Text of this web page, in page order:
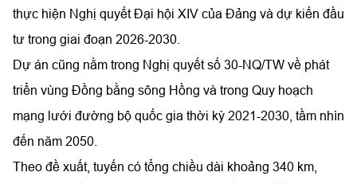
thực hiện Nghị quyết Đại hội XIV của Đảng và dự kiến đầu
tư trong giai đoạn 2026-2030.
Dự án cũng nằm trong Nghị quyết số 30-NQ/TW về phát
triển vùng Đồng bằng sông Hồng và trong Quy hoạch
mạng lưới đường bộ quốc gia thời kỳ 2021-2030, tầm nhìn
đến năm 2050.
Theo đề xuất, tuyến có tổng chiều dài khoảng 340 km,